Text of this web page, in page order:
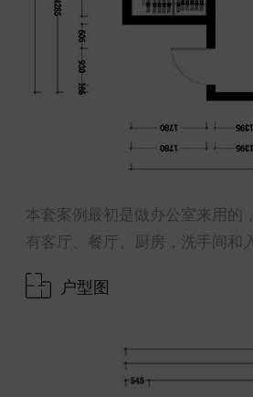
本套案例最初是做办公室来用的
有客厅、餐厅、厨房，洗手间和
户型图